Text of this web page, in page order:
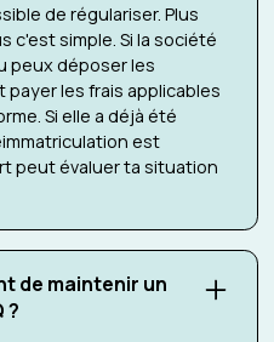
de régulariser. Plus
c'est simple. Si la société
peux déposer les
les frais applicables
Si elle a déjà été
est
peut évaluer ta situation
de maintenir un
?